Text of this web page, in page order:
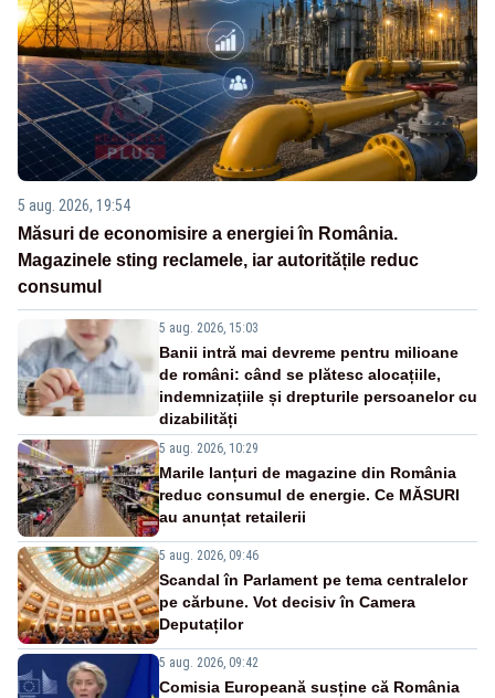
5 aug. 2026, 19:54
Măsuri de economisire a energiei în România.
Magazinele sting reclamele, iar autoritățile reduc
consumul
5 aug. 2026, 15:03
Banii intră mai devreme pentru milioane
de români: când se plătesc alocațiile,
indemnizațiile și drepturile persoanelor cu
dizabilități
5 aug. 2026, 10:29
Marile lanțuri de magazine din România
reduc consumul de energie. Ce MĂSURI
au anunțat retailerii
5 aug. 2026, 09:46
Scandal în Parlament pe tema centralelor
pe cărbune. Vot decisiv în Camera
Deputaților
5 aug. 2026, 09:42
Comisia Europeană susține că România